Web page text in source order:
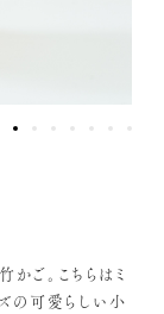
ご。こちらはミ
の可愛らしい小